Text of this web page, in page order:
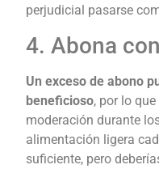
perjudicial pasarse
4. Abona
Un exceso de abono
beneficioso, por lo
moderación durante
alimentación ligera
suficiente, pero